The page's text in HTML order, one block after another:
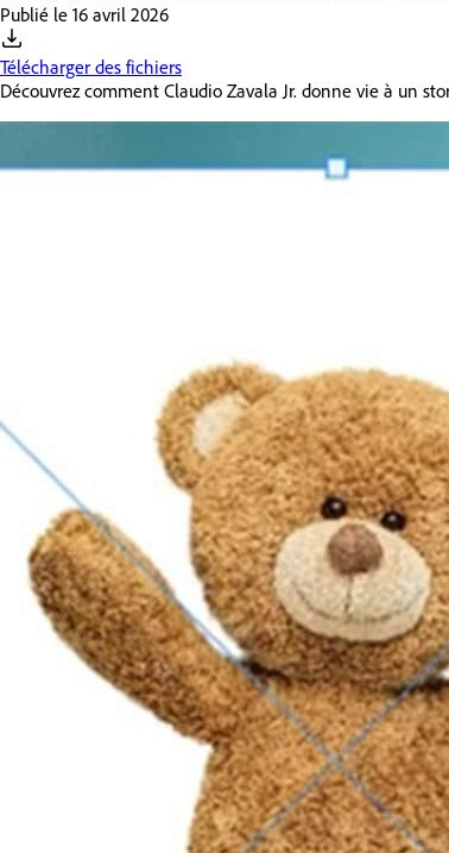
Publié le 16 avril 2026
Télécharger des fichiers
Découvrez comment Claudio Zavala Jr. donne vie à un